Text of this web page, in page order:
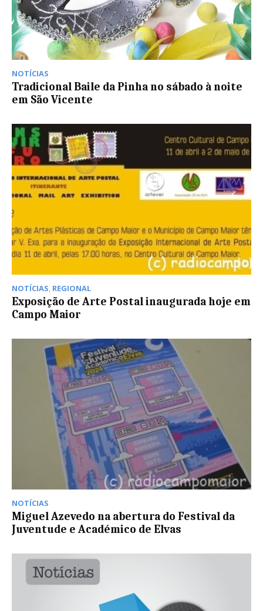
NOTÍCIAS
Tradicional Baile da Pinha no sábado à noite
em São Vicente
NOTÍCIAS, REGIONAL
Exposição de Arte Postal inaugurada hoje em
Campo Maior
NOTÍCIAS
Miguel Azevedo na abertura do Festival da
Juventude e Académico de Elvas